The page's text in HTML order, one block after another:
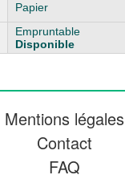
Papier
Empruntable
Disponible
Mentions légales
Contact
FAQ